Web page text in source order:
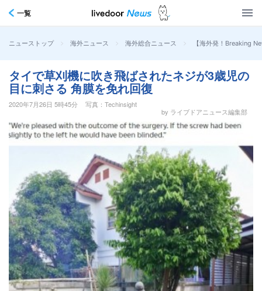
一覧
ニューストップ > 海外ニュース > 海外総合ニュース > 【海外発！Breaking
タイで草刈機に吹き飛ばされたネジが3歳児の
目に刺さる 角膜を免れ回復
2020年7月26日 5時45分
写真：Techinsight
by ライブドアニュース編集部